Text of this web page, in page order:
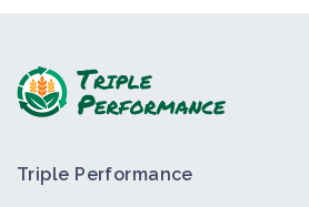
Triple Performance